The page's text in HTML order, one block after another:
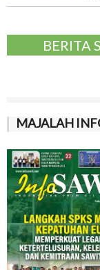
BERITA
MAJALAH